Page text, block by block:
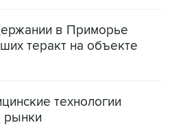
в Приморье
теракт на объекте
технологии
рынки